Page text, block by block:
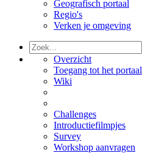
Geografisch portaal
Regio's
Verken je omgeving
Overzicht
Toegang tot het portaal
Wiki
Challenges
Introductiefilmpjes
Survey
Workshop aanvragen